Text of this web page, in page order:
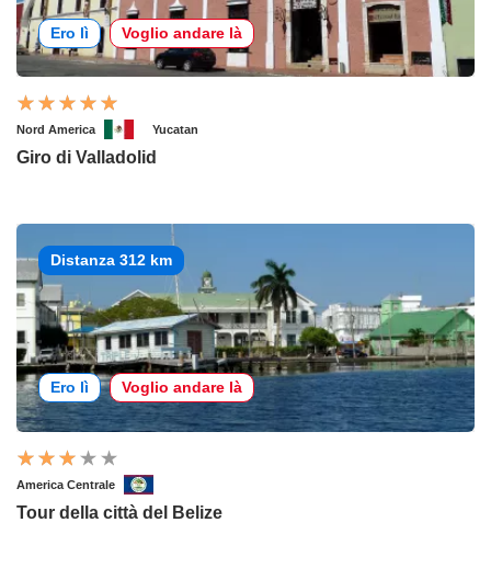
Ero lì Voglio andare là
Nord America Yucatan
Giro di Valladolid
Distanza 312 km
Ero lì Voglio andare là
America Centrale
Tour della città del Belize